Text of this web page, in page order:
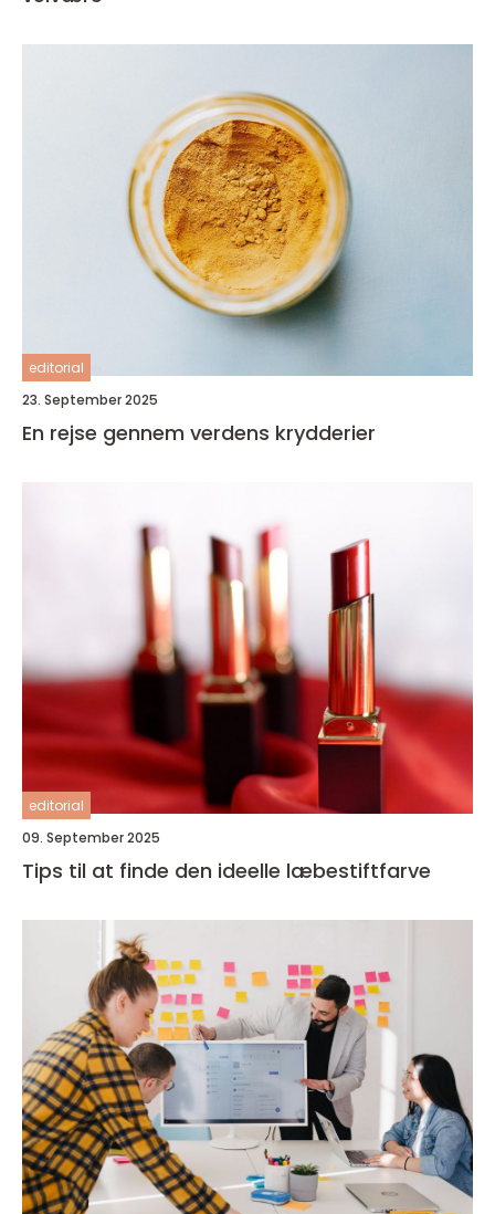
editorial
23. September 2025
En rejse gennem verdens krydderier
editorial
09. September 2025
Tips til at finde den ideelle læbestiftfarve